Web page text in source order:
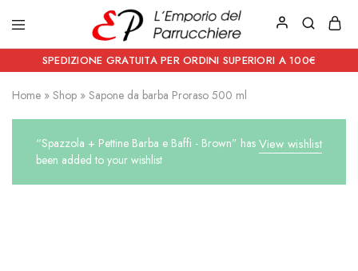
Emporio
del
Parrucchiere
Prodotti
estetici
e
Articoli
per
SPEDIZIONE GRATUITA PER ORDINI SUPERIORI A 100€
Home » Shop » Sapone da barba Proraso 500 ml
View wishlist
“Spazzola + Pettine Barba e Baffi - Brown” has
been added to your wishlist